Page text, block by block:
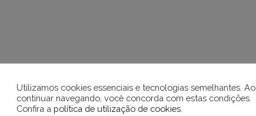
Utilizamos cookies essenciais e tecnologias semelhantes. Ao
continuar navegando, você concorda com estas condições.
Confira a política de utilização de cookies